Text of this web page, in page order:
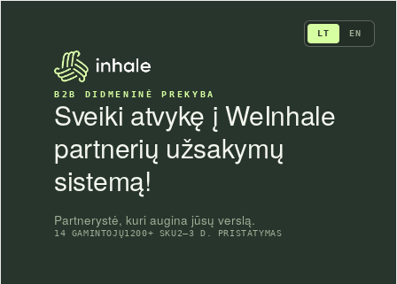
LT EN
B2B DIDMENINĖ PREKYBA
Sveiki atvykę į WeInhale
partnerių užsakymų
sistemą!
Partnerystė, kuri augina jūsų verslą.
14 GAMINTOJŲ1200+ SKU2–3 D. PRISTATYMAS